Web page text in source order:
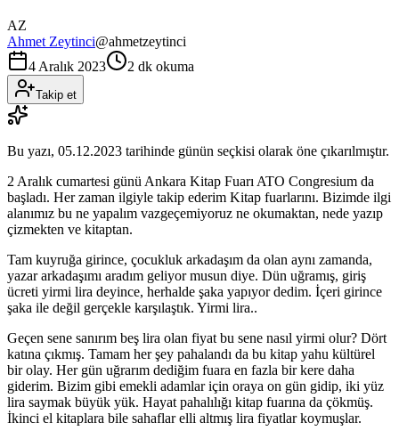
AZ
Ahmet Zeytinci@ahmetzeytinci
4 Aralık 2023
2 dk okuma
Takip et
Bu yazı, 05.12.2023 tarihinde günün seçkisi olarak öne çıkarılmıştır.
2 Aralık cumartesi günü Ankara Kitap Fuarı ATO Congresium da
başladı. Her zaman ilgiyle takip ederim Kitap fuarlarını. Bizimde ilgi
alanımız bu ne yapalım vazgeçemiyoruz ne okumaktan, nede yazıp
çizmekten ve kitaptan.
Tam kuyruğa girince, çocukluk arkadaşım da olan aynı zamanda,
yazar arkadaşımı aradım geliyor musun diye. Dün uğramış, giriş
ücreti yirmi lira deyince, herhalde şaka yapıyor dedim. İçeri girince
şaka ile değil gerçekle karşılaştık. Yirmi lira..
Geçen sene sanırım beş lira olan fiyat bu sene nasıl yirmi olur? Dört
katına çıkmış. Tamam her şey pahalandı da bu kitap yahu kültürel
bir olay. Her gün uğrarım dediğim fuara en fazla bir kere daha
giderim. Bizim gibi emekli adamlar için oraya on gün gidip, iki yüz
lira saymak büyük yük. Hayat pahalılığı kitap fuarına da çökmüş.
İkinci el kitaplara bile sahaflar elli altmış lira fiyatlar koymuşlar.